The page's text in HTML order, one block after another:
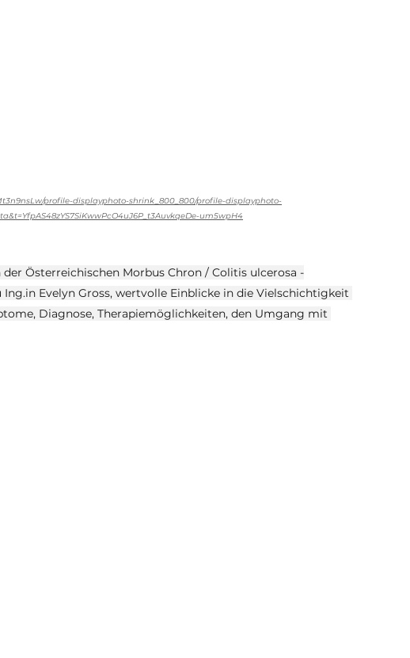
profile-displayphoto-shrink_800_800/profile-displayphoto-
um5wpH4
Österreichischen Morbus Chron / Colitis ulcerosa -
Evelyn Gross, wertvolle Einblicke in die Vielschichtigkeit
Diagnose, Therapiemöglichkeiten, den Umgang mit